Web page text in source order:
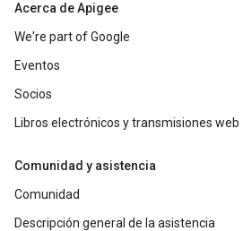
Acerca de Apigee
We're part of Google
Eventos
Socios
Libros electrónicos y transmisiones web
Comunidad y asistencia
Comunidad
Descripción general de la asistencia